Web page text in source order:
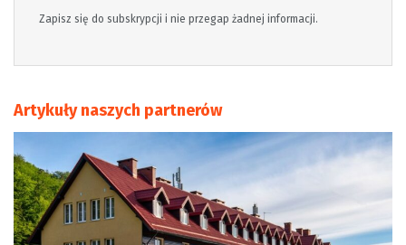
Zapisz się do subskrypcji i nie przegap żadnej informacji.
Artykuły naszych partnerów